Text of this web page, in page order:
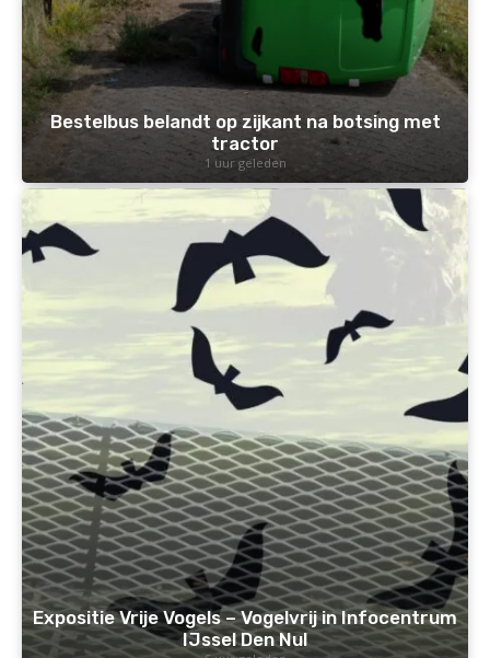
Bestelbus belandt op zijkant na botsing met
tractor
1 uur geleden
Expositie Vrije Vogels – Vogelvrij in Infocentrum
IJssel Den Nul